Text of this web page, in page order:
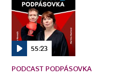
55:23
PODCAST PODPÁSOVKA